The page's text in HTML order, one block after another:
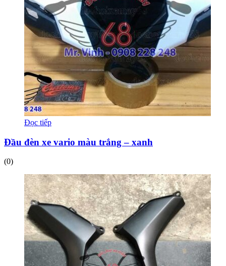
Đọc tiếp
Đầu đèn xe vario màu trắng – xanh
(0)